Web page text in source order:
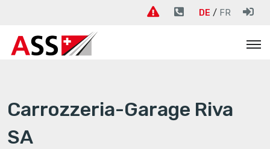
DE FR
Carrozzeria-Garage Riva
SA